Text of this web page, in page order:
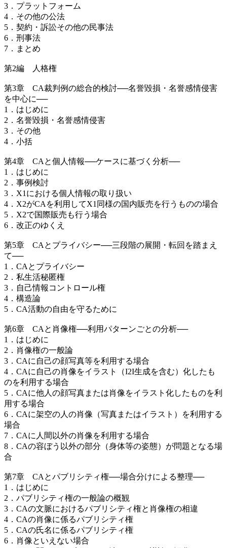
3．プラットフォーム
4．その他の公法
5．契約・訴訟その他の民事法
6．刑事法
7．まとめ
第2編 人格権
第3章 CA裁判例の総合的検討──名誉毀損・名誉感情侵害
を中心に──
1．はじめに
2．名誉毀損・名誉感情侵害
3．その他
4．小括
第4章 CAと個人情報──ケースに基づく分析──
1．はじめに
2．事例検討
3．X1における個人情報の取り扱い
4．X2がCAを利用してX1同様の国内販売を行うものの場合
5．X2で国際販売も行う場合
6．改正のゆくえ
第5章 CAとプライバシー──三段階の展開・転回を踏まえ
て──
1．CAとプライバシー
2．私生活秘匿権
3．自己情報コントロール権
4．構造論
5．CA活動の自由を守るために
第6章 CAと肖像権──利用パターンごとの分析──
1．はじめに
2．肖像権の一般論
3．CAに自己の顔写真等を利用する場合
4．CAに自己の肖像をイラスト（I2I生成を含む）化したも
のを利用する場合
5．CAに他人の顔写真または肖像をイラスト化したものを利
用する場合
6．CAに架空の人の肖像（写真またはイラスト）を利用する
場合
7．CAに人間以外の肖像を利用する場合
8．CAの容ぼう以外の部分（身体等の姿態）が問題となる場
合
第7章 CAとパブリシティ権──場合分けによる整理──
1．はじめに
2．パブリシティ権の一般論の概観
3．CAの文脈におけるパブリシティ権と肖像権の相違
4．CAの肖像に係るパブリシティ権
5．CAの氏名に係るパブリシティ権
6．肖像といえない場合